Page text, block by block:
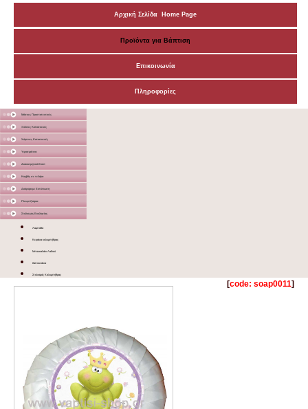
Αρχική Σελίδα Home Page
Προϊόντα για Βάπτιση
Επικοινωνία
Πληροφορίες
Μάσκες Προστατευτικές
Ξύλινες Κατασκευές
Χάρτινες Κατασκευές
Υφασμάτινα
Διακοσμητικά Σταντ
Καμβάς σε τελάρο
Διάφορα με Εκτύπωση
Γλειφιτζούρια
Στολισμός Εκκλησίας
Λαμπάδα
Κεράκια κολυμπήθρας
Μπουκαλάκι Λαδιού
Σαπουνάκια
Στολισμός Κολυμπήθρας
[code: soap0011]